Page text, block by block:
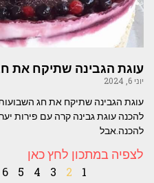
עוגת הגבינה שתיקח את
יוני 6, 2024
עוגת הגבינה שתיקח את חג
להכנה עוגת גבינה קרה עם פירות
להכנה.אבל
לצפיה במתכון לחץ כאן
1
2
3
4
5
6